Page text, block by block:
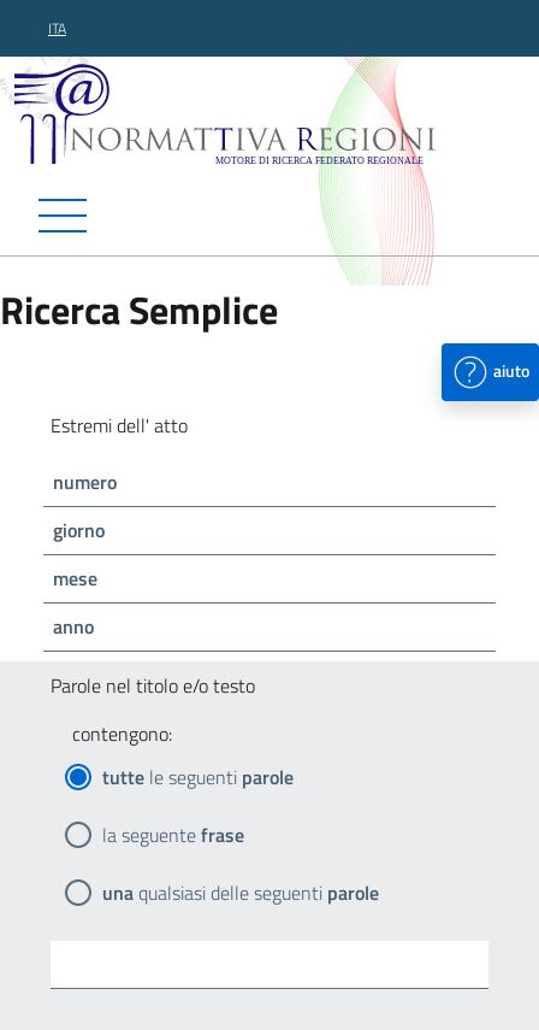
ITA
Normattiva Regioni -
Ricerca Semplice
aiuto
Estremi dell' atto
numero
giorno
mese
anno
Parole nel titolo e/o testo
contengono:
tutte le seguenti parole
la seguentefrase
unaqualsiasi delle seguenti parole